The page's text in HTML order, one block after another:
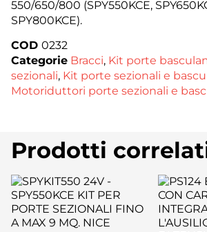
550/650/800 (SPY550KCE,
SPY800KCE).
COD 0232
Categorie Bracci, Kit porte
sezionali, Kit porte sezionali e
Motoriduttori porte sezionali e
Prodotti